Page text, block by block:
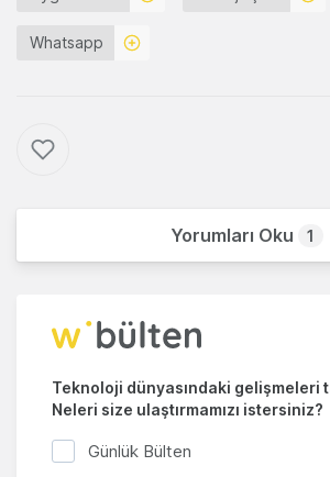
Whatsapp
Yorumları Oku 1
Teknoloji dünyasındaki gelişmeleri
Neleri size ulaştırmamızı istersiniz?
Günlük Bülten